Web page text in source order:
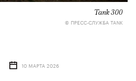
Tank 300
© ПРЕСС-СЛУЖБА TANK
10 МАРТА 2026